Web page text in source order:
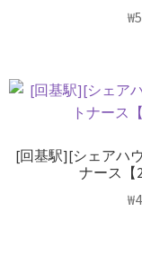
₩
[回基駅][シェアハ
ナース【
₩